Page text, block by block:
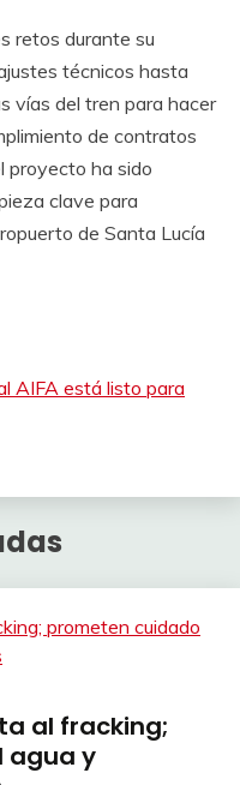
retos durante su
técnicos hasta
vías del tren para hacer
de contratos
proyecto ha sido
clave para
de Santa Lucía
AIFA está listo para
al fracking;
agua y